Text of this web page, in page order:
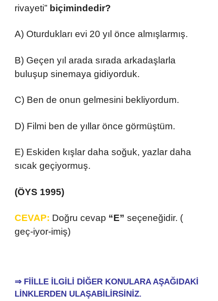
rivayeti” biçimindedir?
A) Oturdukları evi 20 yıl önce almışlarmış.
B) Geçen yıl arada sırada arkadaşlarla
buluşup sinemaya gidiyorduk.
C) Ben de onun gelmesini bekliyordum.
D) Filmi ben de yıllar önce görmüştüm.
E) Eskiden kışlar daha soğuk, yazlar daha
sıcak geçiyormuş.
(ÖYS 1995)
CEVAP: Doğru cevap “E” seçeneğidir. (
geç-iyor-imiş)
⇒ FİİLLE İLGİLİ DİĞER KONULARA AŞAĞIDAKİ
LİNKLERDEN ULAŞABİLİRSİNİZ.